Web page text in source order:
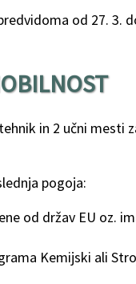
od 27. 3.
in 2 učni mesti
pogoja:
od držav EU oz.
Kemijski ali